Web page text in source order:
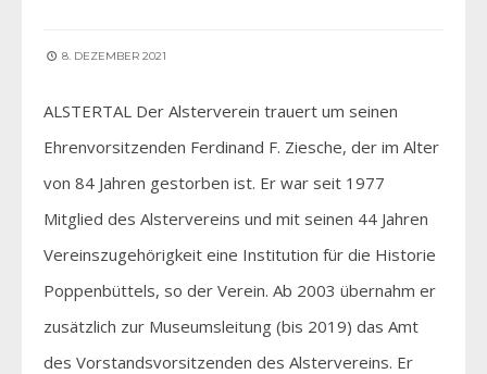
8. DEZEMBER 2021
ALSTERTAL Der Alsterverein trauert um seinen
Ehrenvorsitzenden Ferdinand F. Ziesche, der im Alter
von 84 Jahren gestorben ist. Er war seit 1977
Mitglied des Alstervereins und mit seinen 44 Jahren
Vereinszugehörigkeit eine Institution für die Historie
Poppenbüttels, so der Verein. Ab 2003 übernahm er
zusätzlich zur Museumsleitung (bis 2019) das Amt
des Vorstandsvorsitzenden des Alstervereins. Er